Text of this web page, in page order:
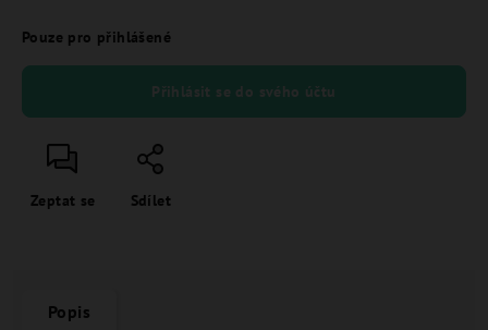
Pouze pro přihlášené
Přihlásit se do svého účtu
Zeptat se Sdílet
Popis